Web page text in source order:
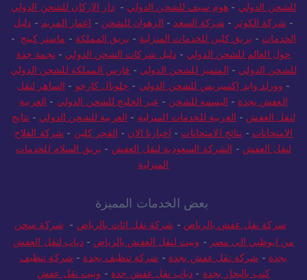
للشحن الدولي - هوم سيف للشحن الدولي -دار الاركان للشحن الدولي
- شركة الكوثر - شركة السعد - الرهوان للشحن - اعمار المريم - دليل
الخدمات - بريق كلين للخدمات المنزلية - بريق المملكة - ماستر كينج -
حول العالم للشحن الدولي - دليل شركات الشحن الدولي - نجمة جدة
للشحن الدولي - المتميز للشحن الدولي - فارس المملكة للشحن الدولي
- وورلد وايد إكسبريس للشحن الدولي - جلوبال كارجو - الساهر لنقل
العفش بجدة - البسمه للشحن - عبر الخليج للشحن الدولي - العربية
لنقل العفش - العربية للخدمات المنزلية - العربية للشحن الدولي - نتايج
الامتحانات - نتائج الامتحانات - اخبارنا الان - الفجر كلين - شركة الفلاح
لنقل العفش - الشركة السعودية لنقل العفش - بريق السلام للخدمات
المنزلية
بعض الخدمات المميزة
شركة نقل عفش بالرياض - شركة نقل اثاث بالرياض - شركة شحن
من ابوظبي الى مصر - ونيت لنقل العفش بالرياض -دباب لنقل العفش
بجدة - شركة نقل عفش بجدة - شركة تنظيف بجدة - شركة تنظيف
كنب بالبخار بجدة - دباب نقل عفش جدة - ونيت نقل عفش